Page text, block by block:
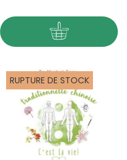
RUPTURE DE STOCK